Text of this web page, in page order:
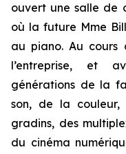
ouvert une salle de
où la future Mme
au piano. Au cours
l’entreprise, et
générations de la
son, de la couleur,
gradins, des
du cinéma